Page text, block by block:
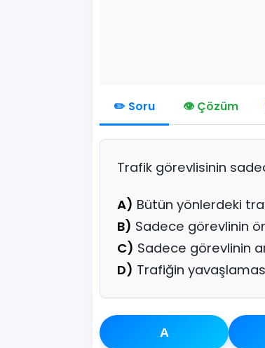
✏️ Soru 👁️ Çözüm
Trafik görevlisinin
A) Bütün yönlerdeki
B) Sadece görevlinin
C) Sadece görevlinin
D) Trafiğin
A